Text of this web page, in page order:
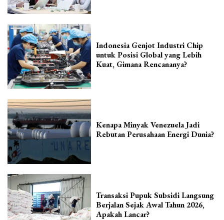
Indonesia Genjot Industri Chip
untuk Posisi Global yang Lebih
Kuat, Gimana Rencananya?
Kenapa Minyak Venezuela Jadi
Rebutan Perusahaan Energi Dunia?
Transaksi Pupuk Subsidi Langsung
Berjalan Sejak Awal Tahun 2026,
Apakah Lancar?